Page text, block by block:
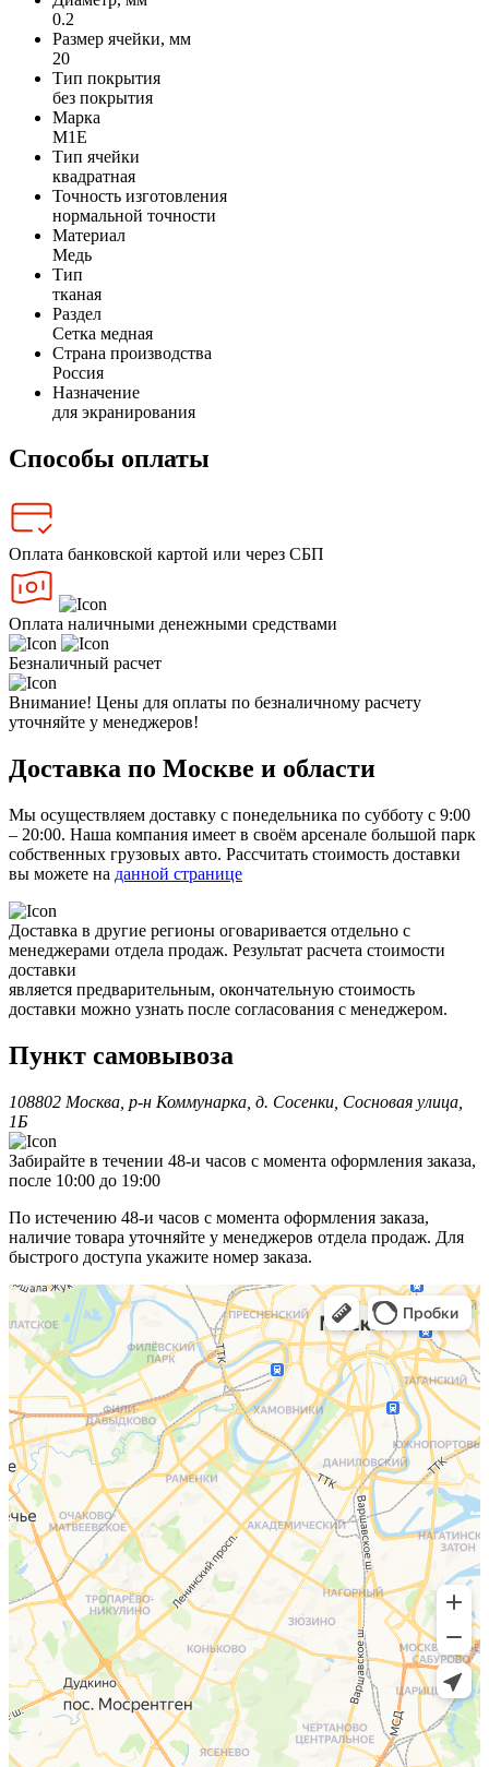
0.2
Размер ячейки, мм
20
Тип покрытия
без покрытия
Марка
М1Е
Тип ячейки
квадратная
Точность изготовления
нормальной точности
Материал
Медь
Тип
тканая
Раздел
Сетка медная
Страна производства
Россия
Назначение
для экранирования
Способы оплаты
Оплата банковской картой или через СБП
Оплата наличными денежными средствами
Безналичный расчет
Внимание! Цены для оплаты по безналичному расчету
уточняйте у менеджеров!
Доставка по Москве и области
Мы осуществляем доставку с понедельника по субботу с 9:00
– 20:00. Наша компания имеет в своём арсенале большой парк
собственных грузовых авто. Рассчитать стоимость доставки
вы можете на данной странице
Доставка в другие регионы оговаривается отдельно с
менеджерами отдела продаж. Результат расчета стоимости
доставки
является предварительным, окончательную стоимость
доставки можно узнать после согласования с менеджером.
Пункт самовывоза
108802 Москва, р-н Коммунарка, д. Сосенки, Сосновая улица,
1Б
Забирайте в течении 48-и часов с момента оформления заказа,
после 10:00 до 19:00
По истечению 48-и часов с момента оформления заказа,
наличие товара уточняйте у менеджеров отдела продаж. Для
быстрого доступа укажите номер заказа.